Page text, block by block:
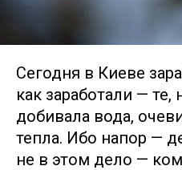
Сегодня в Киеве
как заработали — те,
добивала вода,
тепла. Ибо напор —
не в этом дело —